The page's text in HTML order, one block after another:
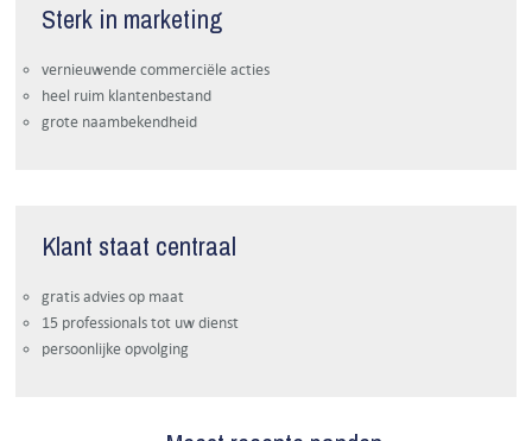
Sterk in marketing
vernieuwende commerciële acties
heel ruim klantenbestand
grote naambekendheid
Klant staat centraal
gratis advies op maat
15 professionals tot uw dienst
persoonlijke opvolging